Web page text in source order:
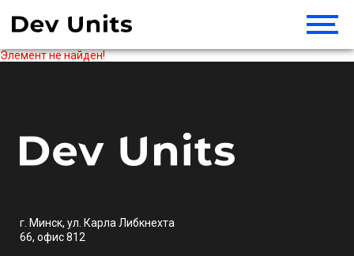
Элемент не найден!
г. Минск, ул. Карла Либкнехта
66, офис 812